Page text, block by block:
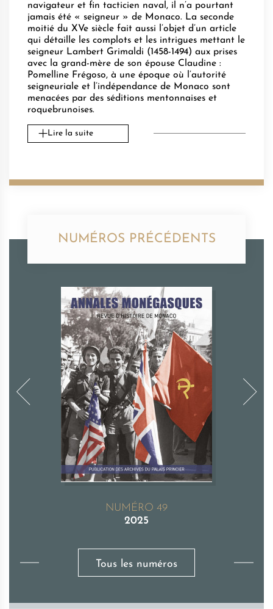
navigateur et fin tacticien naval, il n’a pourtant
jamais été « seigneur » de Monaco. La seconde
moitié du XVe siècle fait aussi l’objet d’un article
qui détaille les complots et les intrigues mettant le
seigneur Lambert Grimaldi (1458-1494) aux prises
avec la grand-mère de son épouse Claudine :
Pomelline Frégoso, à une époque où l’autorité
seigneuriale et l’indépendance de Monaco sont
menacées par des séditions mentonnaises et
roquebrunoises.
Lire la suite
NUMÉROS PRÉCÉDENTS
NUMÉRO 49
2025
Tous les numéros